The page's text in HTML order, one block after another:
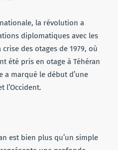
la révolution a
diplomatiques avec les
des otages de 1979, où
été pris en otage à Téhéran
a marqué le début d’une
l’Occident.
est bien plus qu’un simple